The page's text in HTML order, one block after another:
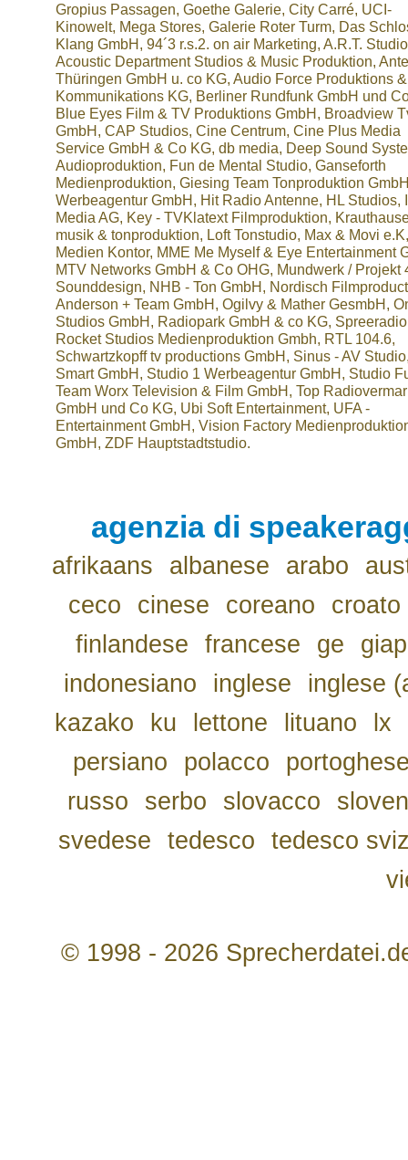
Gropius Passagen, Goethe Galerie, City Carré, UCI-
Kinowelt, Mega Stores, Galerie Roter Turm, Das
Klang GmbH, 94´3 r.s.2. on air Marketing, A.R.T.
Acoustic Department Studios & Music Produktion,
Thüringen GmbH u. co KG, Audio Force Produktions &
Kommunikations KG, Berliner Rundfunk GmbH und
Blue Eyes Film & TV Produktions GmbH, Broadview
GmbH, CAP Studios, Cine Centrum, Cine Plus Media
Service GmbH & Co KG, db media, Deep Sound
Audioproduktion, Fun de Mental Studio, Ganseforth
Medienproduktion, Giesing Team Tonproduktion
Werbeagentur GmbH, Hit Radio Antenne, HL Studios,
Media AG, Key - TVKlatext Filmproduktion,
musik & tonproduktion, Loft Tonstudio, Max & Movi e.K,
Medien Kontor, MME Me Myself & Eye Entertainment
MTV Networks GmbH & Co OHG, Mundwerk / Projekt
Sounddesign, NHB - Ton GmbH, Nordisch
Anderson + Team GmbH, Ogilvy & Mather GesmbH,
Studios GmbH, Radiopark GmbH & co KG,
Rocket Studios Medienproduktion Gmbh, RTL 104.6,
Schwartzkopff tv productions GmbH, Sinus - AV
Smart GmbH, Studio 1 Werbeagentur GmbH, Studio
Team Worx Television & Film GmbH, Top
GmbH und Co KG, Ubi Soft Entertainment, UFA -
Entertainment GmbH, Vision Factory
GmbH, ZDF Hauptstadtstudio.
agenzia di
afrikaans albanese arabo
ceco
cinese coreano
croato
finlandese
francese ge
indonesiano
inglese
inglese
kazako
ku lettone lituano lx
persiano
polacco
russo
serbo slovacco
svedese
tedesco
tedesco
© 1998 - 2026